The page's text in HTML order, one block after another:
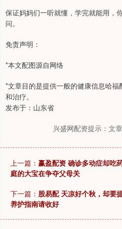
保证妈妈们一听就懂，学完就能用，
问。
免责声明：
*本文配图源自网络
*文章目的是提供一般的健康信息哈
和治疗。
发布于：山东省
兴盛网配资提示：文
上一篇： 赢盈配资 确诊多动症却吃
庭的大宝在争夺父母关
下一篇： 股易配 天凉好个秋，却要
养护指南请收好